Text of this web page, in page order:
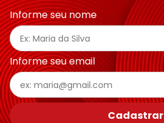
Endereço de email
Escreva uma avaliação
Informe seu nome
Informe seu email
Cadastrar